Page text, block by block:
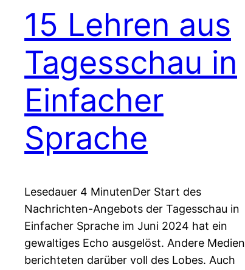
15 Lehren aus
Tagesschau in
Einfacher
Sprache
Lesedauer 4 MinutenDer Start des
Nachrichten-Angebots der Tagesschau in
Einfacher Sprache im Juni 2024 hat ein
gewaltiges Echo ausgelöst. Andere Medien
berichteten darüber voll des Lobes. Auch